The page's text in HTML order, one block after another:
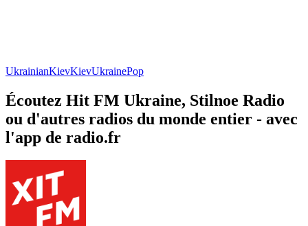
UkrainianKievKievUkrainePop
Écoutez Hit FM Ukraine, Stilnoe Radio
ou d'autres radios du monde entier - avec
l'app de radio.fr